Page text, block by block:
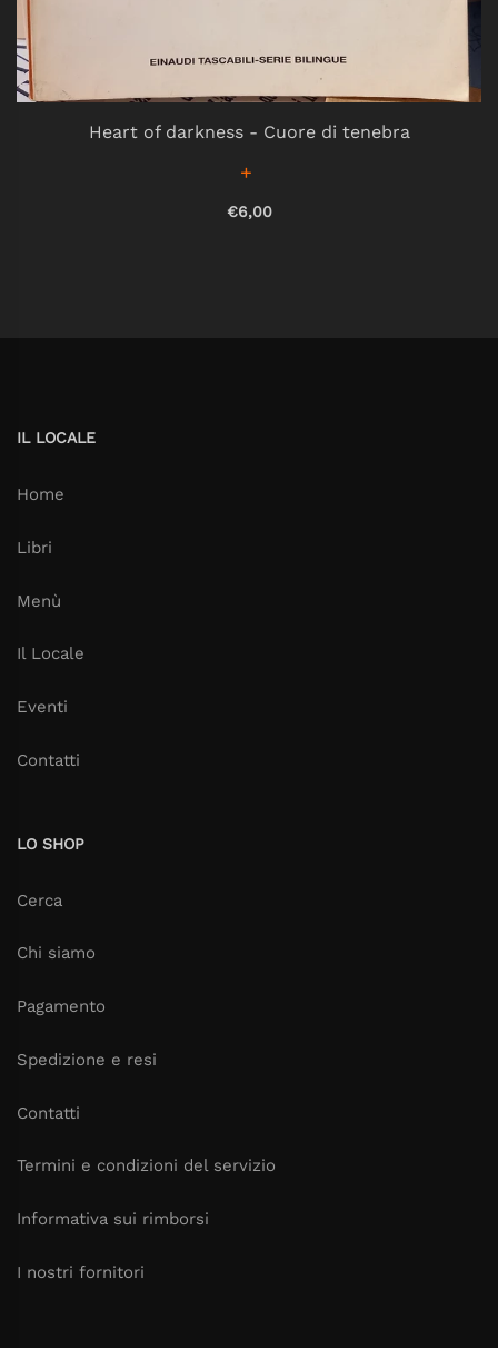
Heart of darkness - Cuore di tenebra
€6,00
IL LOCALE
Home
Libri
Menù
Il Locale
Eventi
Contatti
LO SHOP
Cerca
Chi siamo
Pagamento
Spedizione e resi
Contatti
Termini e condizioni del servizio
Informativa sui rimborsi
I nostri fornitori